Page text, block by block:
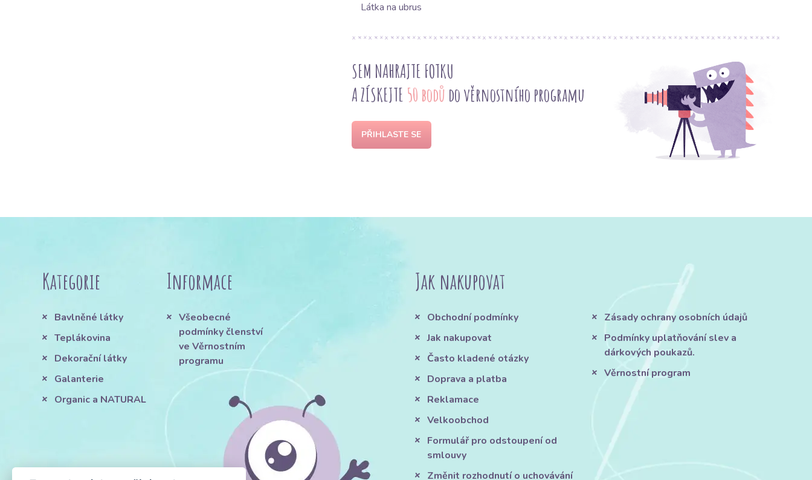
Látka na ubrus
SEM NAHRAJTE FOTKU
A ZÍSKEJTE 50 bodů do věrnostního programu
PŘIHLASTE SE
Kategorie
Bavlněné látky
Teplákovina
Dekorační látky
Galanterie
Organic a NATURAL
Informace
Všeobecné
podmínky členství
ve Věrnostním
programu
Jak nakupovat
Obchodní podmínky
Jak nakupovat
Často kladené otázky
Doprava a platba
Reklamace
Velkoobchod
Formulář pro odstoupení od
smlouvy
Změnit rozhodnutí o uchovávání
Zásady ochrany osobních údajů
Podmínky uplatňování slev a
dárkových poukazů.
Věrnostní program